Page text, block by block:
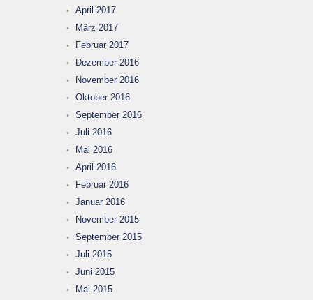
April 2017
März 2017
Februar 2017
Dezember 2016
November 2016
Oktober 2016
September 2016
Juli 2016
Mai 2016
April 2016
Februar 2016
Januar 2016
November 2015
September 2015
Juli 2015
Juni 2015
Mai 2015